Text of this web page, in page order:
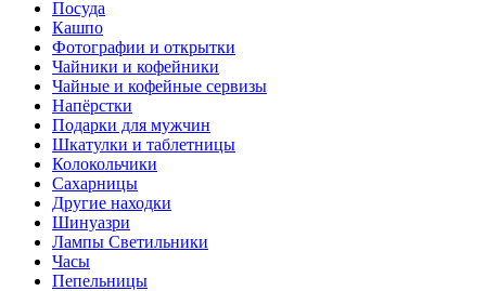
Посуда
Кашпо
Фотографии и открытки
Чайники и кофейники
Чайные и кофейные сервизы
Напёрстки
Подарки для мужчин
Шкатулки и таблетницы
Колокольчики
Сахарницы
Другие находки
Шинуазри
Лампы Светильники
Часы
Пепельницы